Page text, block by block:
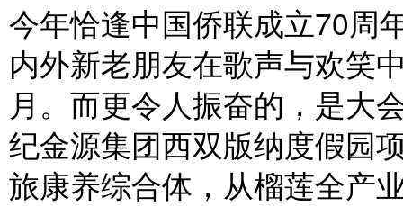
今年恰逢中国侨联成立70周
内外新老朋友在歌声与欢笑
月。而更令人振奋的，是大
纪金源集团西双版纳度假园
旅康养综合体，从榴莲全产